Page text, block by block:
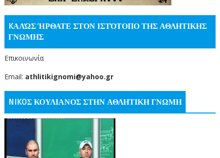
KΑΛΏΣ ΉΡΘΑΤΕ ΣΤΟΝ ΙΣΤΌΤΟΠΟ ΤΗΣ ΑΘΛΗΤΙΚΗΣ
ΓΝΩΜΗΣ
Επικοινωνία
Email: athlitikignomi@yahoo.gr
NIKOΣ ΚΟΥΛΙΑΝΟΣ ΣΤΗΝ ΑΘΛΗΤΙΚΗ ΓΝΩΜΗ